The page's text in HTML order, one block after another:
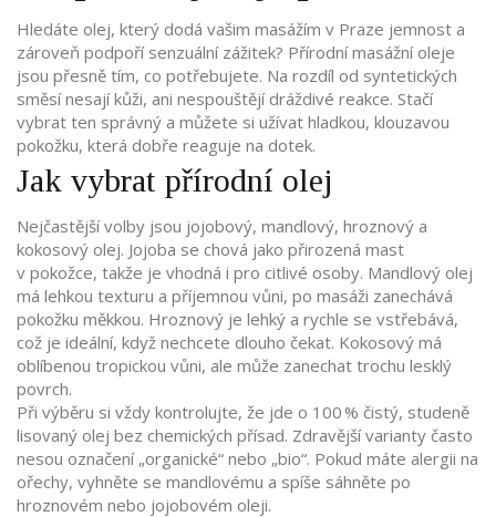
Hledáte olej, který dodá vašim masážím v Praze jemnost a
zároveň podpoří senzuální zážitek? Přírodní masážní oleje
jsou přesně tím, co potřebujete. Na rozdíl od syntetických
směsí nesají kůži, ani nespouštějí dráždivé reakce. Stačí
vybrat ten správný a můžete si užívat hladkou, klouzavou
pokožku, která dobře reaguje na dotek.
Jak vybrat přírodní olej
Nejčastější volby jsou jojobový, mandlový, hroznový a
kokosový olej. Jojoba se chová jako přirozená mast
v pokožce, takže je vhodná i pro citlivé osoby. Mandlový olej
má lehkou texturu a příjemnou vůni, po masáži zanechává
pokožku měkkou. Hroznový je lehký a rychle se vstřebává,
což je ideální, když nechcete dlouho čekat. Kokosový má
oblíbenou tropickou vůni, ale může zanechat trochu lesklý
povrch.
Při výběru si vždy kontrolujte, že jde o 100 % čistý, studeně
lisovaný olej bez chemických přísad. Zdravější varianty často
nesou označení „organické“ nebo „bio“. Pokud máte alergii na
ořechy, vyhněte se mandlovému a spíše sáhněte po
hroznovém nebo jojobovém oleji.